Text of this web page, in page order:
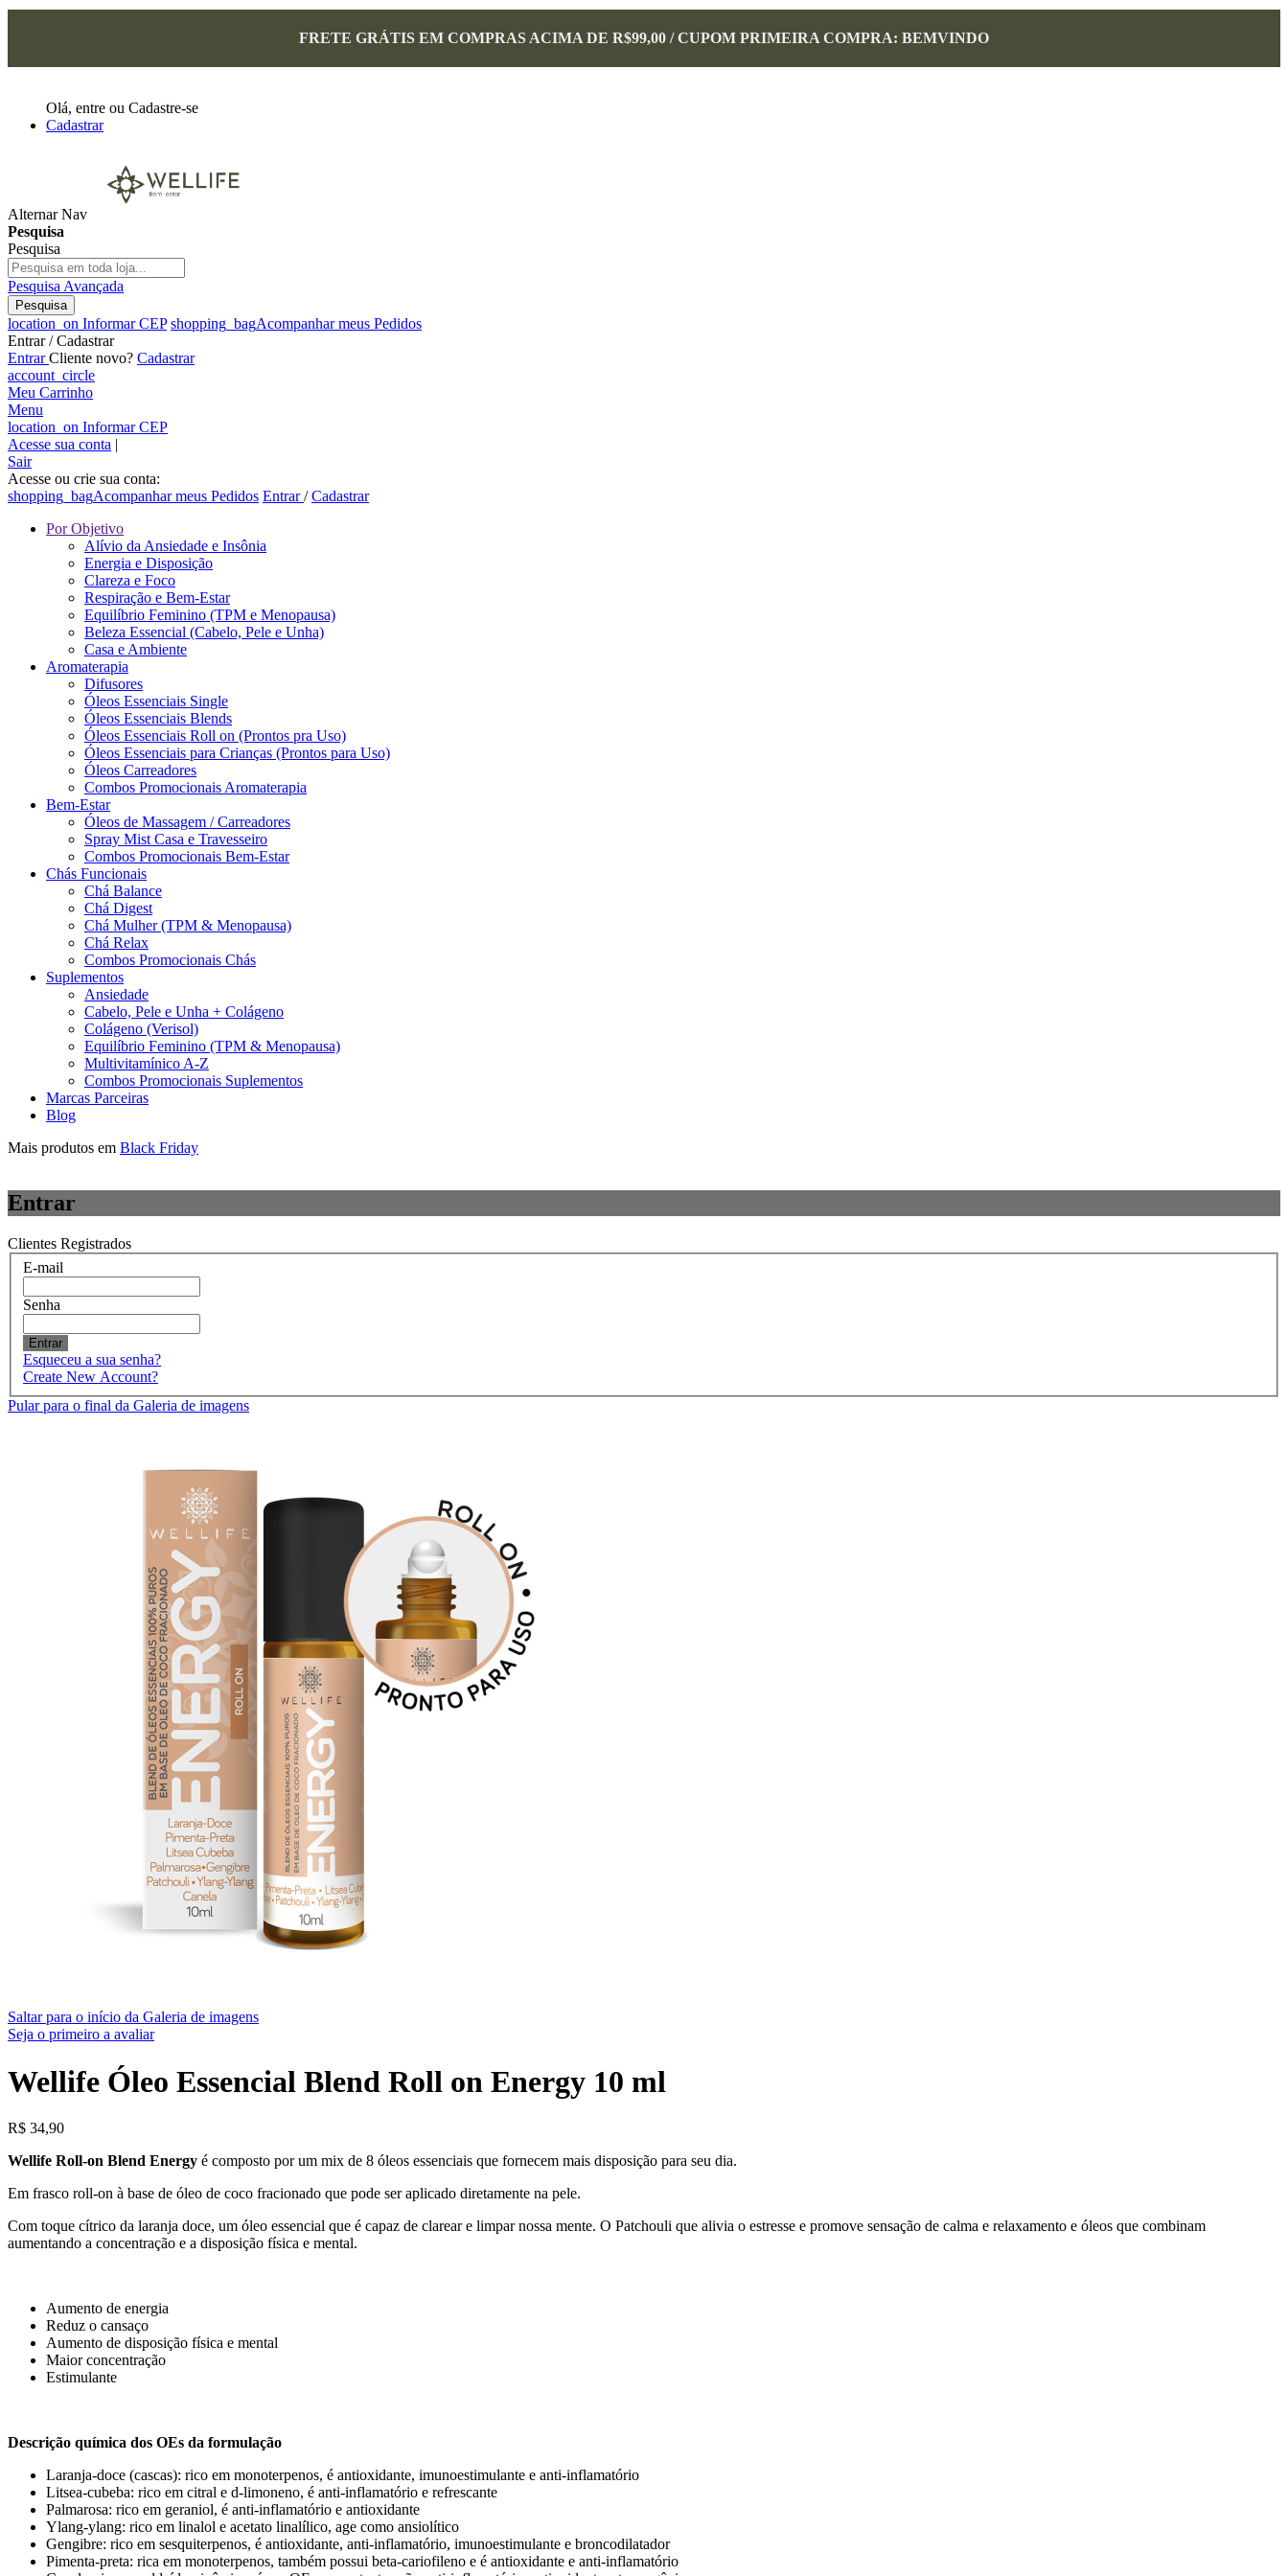
FRETE GRÁTIS EM COMPRAS ACIMA DE R$99,00 / CUPOM PRIMEIRA COMPRA: BEMVINDO
Olá, entre ou Cadastre-se
Cadastrar
Alternar Nav
Pesquisa
Pesquisa
Pesquisa Avançada
Pesquisa
location_on Informar CEP shopping_bagAcompanhar meus Pedidos
Entrar / Cadastrar
EntrarCliente novo? Cadastrar
account_circle
Meu Carrinho
Menu
location_on Informar CEP
Acesse sua conta |
Sair
Acesse ou crie sua conta:
shopping_bagAcompanhar meus Pedidos Entrar/Cadastrar
Por Objetivo
Alívio da Ansiedade e Insônia
Energia e Disposição
Clareza e Foco
Respiração e Bem-Estar
Equilíbrio Feminino (TPM e Menopausa)
Beleza Essencial (Cabelo, Pele e Unha)
Casa e Ambiente
Aromaterapia
Difusores
Óleos Essenciais Single
Óleos Essenciais Blends
Óleos Essenciais Roll on (Prontos pra Uso)
Óleos Essenciais para Crianças (Prontos para Uso)
Óleos Carreadores
Combos Promocionais Aromaterapia
Bem-Estar
Óleos de Massagem / Carreadores
Spray Mist Casa e Travesseiro
Combos Promocionais Bem-Estar
Chás Funcionais
Chá Balance
Chá Digest
Chá Mulher (TPM & Menopausa)
Chá Relax
Combos Promocionais Chás
Suplementos
Ansiedade
Cabelo, Pele e Unha + Colágeno
Colágeno (Verisol)
Equilíbrio Feminino (TPM & Menopausa)
Multivitamínico A-Z
Combos Promocionais Suplementos
Marcas Parceiras
Blog
Mais produtos em Black Friday
Entrar
Clientes Registrados
E-mail
Senha
Entrar
Esqueceu a sua senha?
Create New Account?
Pular para o final da Galeria de imagens
Saltar para o início da Galeria de imagens
Seja o primeiro a avaliar
Wellife Óleo Essencial Blend Roll on Energy 10 ml
R$ 34,90
Wellife Roll-on Blend Energy é composto por um mix de 8 óleos essenciais que fornecem mais disposição para seu dia.
Em frasco roll-on à base de óleo de coco fracionado que pode ser aplicado diretamente na pele.
Com toque cítrico da laranja doce, um óleo essencial que é capaz de clarear e limpar nossa mente. O Patchouli que alivia o estresse e promove sensação de calma e relaxamento e óleos que combinam
aumentando a concentração e a disposição física e mental.
Aumento de energia
Reduz o cansaço
Aumento de disposição física e mental
Maior concentração
Estimulante
Descrição química dos OEs da formulação
Laranja-doce (cascas): rico em monoterpenos, é antioxidante, imunoestimulante e anti-inflamatório
Litsea-cubeba: rico em citral e d-limoneno, é anti-inflamatório e refrescante
Palmarosa: rico em geraniol, é anti-inflamatório e antioxidante
Ylang-ylang: rico em linalol e acetato linalílico, age como ansiolítico
Gengibre: rico em sesquiterpenos, é antioxidante, anti-inflamatório, imunoestimulante e broncodilatador
Pimenta-preta: rica em monoterpenos, também possui beta-cariofileno e é antioxidante e anti-inflamatório